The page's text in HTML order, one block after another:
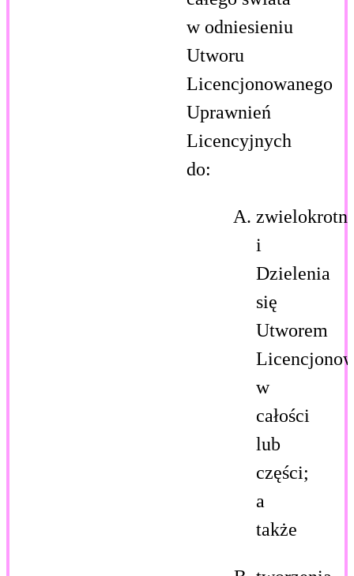
w odniesieniu
Utworu
Licencjonowanego
Uprawnień
Licencyjnych
do:
i
Dzielenia
się
Utworem
w
całości
lub
części;
a
także